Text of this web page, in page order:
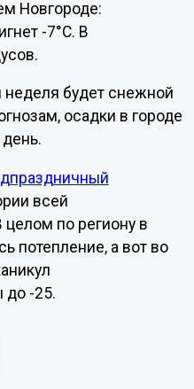
Новгороде:
-7°C. В
неделя будет снежной
осадки в городе
всей
по региону в
потепление, а вот во
до -25.